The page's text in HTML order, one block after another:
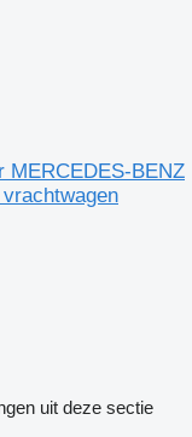
MERCEDES-BENZ
uit deze sectie